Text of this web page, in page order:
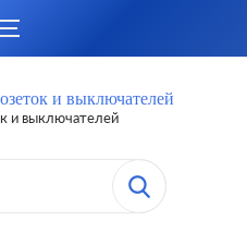
и выключателей